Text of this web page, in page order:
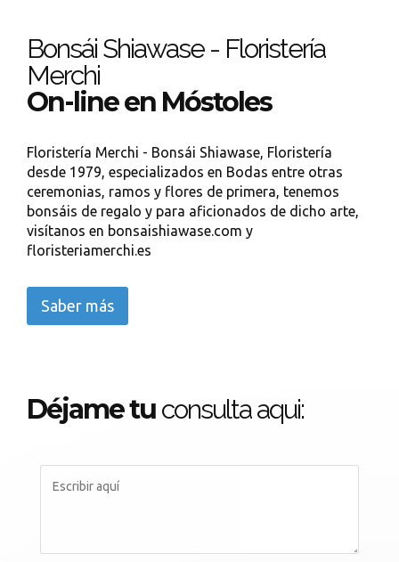
Bonsái Shiawase - Floristería
Merchi
On-line en Móstoles
Floristería Merchi - Bonsái Shiawase, Floristería
desde 1979, especializados en Bodas entre otras
ceremonias, ramos y flores de primera, tenemos
bonsáis de regalo y para aficionados de dicho arte,
visítanos en bonsaishiawase.com y
floristeriamerchi.es
Saber más
Déjame tu consulta aqui: